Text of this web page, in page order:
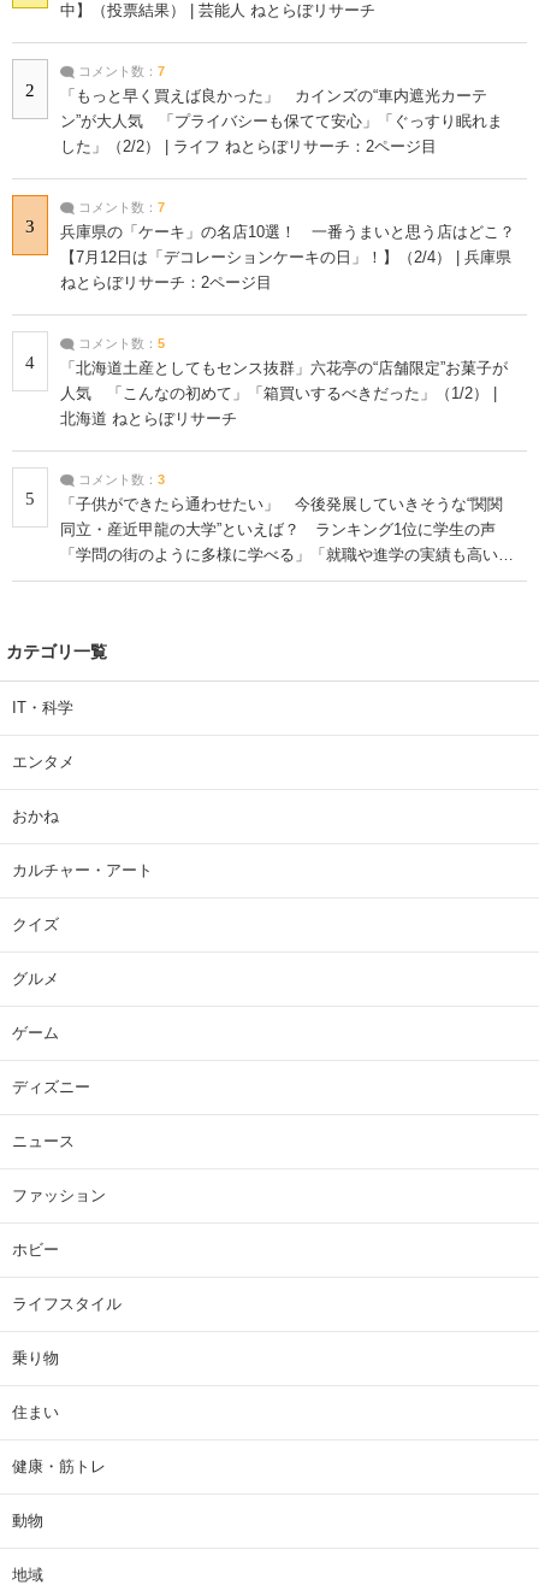
中】（投票結果） | 芸能人 ねとらぼリサーチ
2
コメント数： 7
「もっと早く買えば良かった」 カインズの“車内遮光カーテ
ン”が大人気 「プライバシーも保てて安心」「ぐっすり眠れま
した」（2/2） | ライフ ねとらぼリサーチ：2ページ目
3
コメント数： 7
兵庫県の「ケーキ」の名店10選！ 一番うまいと思う店はどこ？
【7月12日は「デコレーションケーキの日」！】（2/4） | 兵庫県
ねとらぼリサーチ：2ページ目
4
コメント数： 5
「北海道土産としてもセンス抜群」六花亭の“店舗限定”お菓子が
人気 「こんなの初めて」「箱買いするべきだった」（1/2） |
北海道 ねとらぼリサーチ
5
コメント数： 3
「子供ができたら通わせたい」 今後発展していきそうな“関関
同立・産近甲龍の大学”といえば？ ランキング1位に学生の声
「学問の街のように多様に学べる」「就職や進学の実績も高い」
| 大学 ねとらぼリサーチ
カテゴリ一覧
IT・科学
エンタメ
おかね
カルチャー・アート
クイズ
グルメ
ゲーム
ディズニー
ニュース
ファッション
ホビー
ライフスタイル
乗り物
住まい
健康・筋トレ
動物
地域